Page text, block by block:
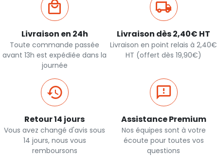
Livraison en 24h
Toute commande passée
avant 13h est expédiée dans la
journée
Livraison dès 2,40€ HT
Livraison en point relais à 2,40€
HT (offert dès 19,90€)
Retour 14 jours
Vous avez changé d'avis sous
14 jours, nous vous
remboursons
Assistance Premium
Nos équipes sont à votre
écoute pour toutes vos
questions